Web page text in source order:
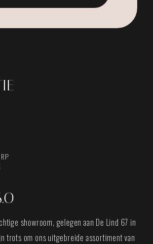
showroom, gelegen aan De Lind 67 in
trots om ons uitgebreide assortiment van